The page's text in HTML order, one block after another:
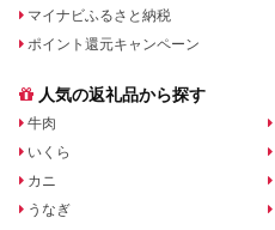
マイナビふるさと納税
ポイント還元キャンペーン
人気の返礼品から探す
牛肉
いくら
カニ
うなぎ